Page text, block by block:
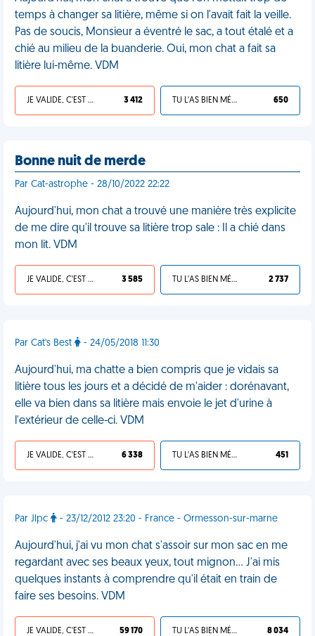
temps à changer sa litière, même si on l'avait fait la veille.
Pas de soucis, Monsieur a éventré le sac, a tout étalé et a
chié au milieu de la buanderie. Oui, mon chat a fait sa
litière lui-même. VDM
JE VALIDE, C'EST UNE VDM 3 412 TU L'AS BIEN MÉRITÉ 650
Bonne nuit de merde
Par Cat-astrophe - 28/10/2022 22:22
Aujourd'hui, mon chat a trouvé une manière très explicite
de me dire qu'il trouve sa litière trop sale : Il a chié dans
mon lit. VDM
JE VALIDE, C'EST UNE VDM 3 585 TU L'AS BIEN MÉRITÉ 2 737
Par Cat's Best - 24/05/2018 11:30
Aujourd'hui, ma chatte a bien compris que je vidais sa
litière tous les jours et a décidé de m'aider : dorénavant,
elle va bien dans sa litière mais envoie le jet d'urine à
l'extérieur de celle-ci. VDM
JE VALIDE, C'EST UNE VDM 6 338 TU L'AS BIEN MÉRITÉ 451
Par Jlpc - 23/12/2012 23:20 - France - Ormesson-sur-marne
Aujourd'hui, j'ai vu mon chat s'assoir sur mon sac en me
regardant avec ses beaux yeux, tout mignon... J'ai mis
quelques instants à comprendre qu'il était en train de
faire ses besoins. VDM
JE VALIDE, C'EST UNE VDM 59 170 TU L'AS BIEN MÉRITÉ 8 034